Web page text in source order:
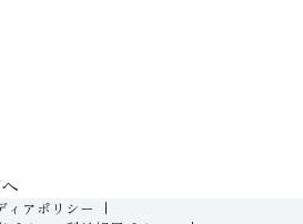
て
学生向け）
口
ポート体制等
流
students / Overseas
ィアポリシー